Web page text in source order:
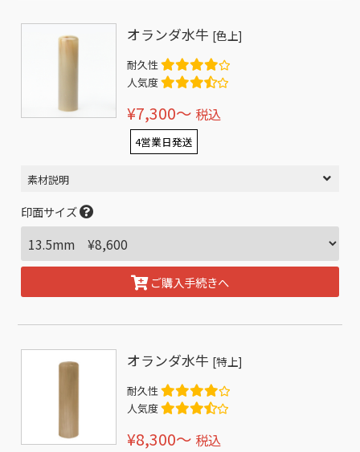
オランダ水牛 [色上]
耐久性
人気度
¥7,300〜 税込
4営業日発送
素材説明
印面サイズ
ご購入手続きへ
オランダ水牛 [特上]
耐久性
人気度
¥8,300〜 税込